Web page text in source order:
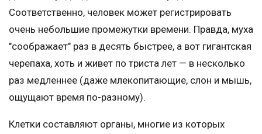
Соответственно, человек может регистрировать
очень небольшие промежутки времени. Правда, муха
"соображает" раз в десять быстрее, а вот гигантская
черепаха, хоть и живет по триста лет — в несколько
раз медленнее (даже млекопитающие, слон и мышь,
ощущают время по-разному).
Клетки составляют органы, многие из которых